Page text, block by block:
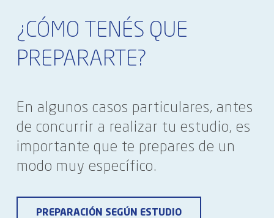
¿CÓMO TENÉS QUE
PREPARARTE?
En algunos casos particulares, antes
de concurrir a realizar tu estudio, es
importante que te prepares de un
modo muy específico.
PREPARACIÓN SEGÚN ESTUDIO